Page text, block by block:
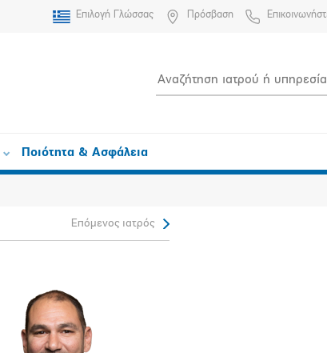
Επιλογή Γλώσσας Πρόσβαση
Ποιότητα & Ασφάλεια
Επόμενος ιατρός